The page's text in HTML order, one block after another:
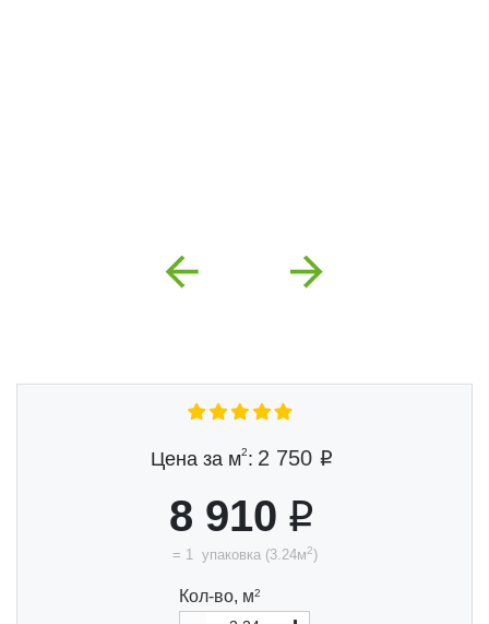
Previous Next
Цена за м2: 2 750
8 910
= 1 упаковка(3.24м2)
Кол-во, м2